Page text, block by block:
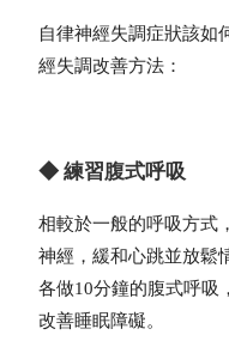
自律神經失調症狀該如
經失調改善方法：
◆ 練習腹式呼吸
相較於一般的呼吸方式
神經，緩和心跳並放鬆
各做10分鐘的腹式呼吸
改善睡眠障礙。